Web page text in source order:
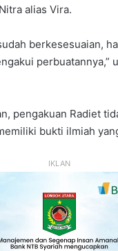
alias Vira.
berkesesuaian,
perbuatannya,”
pengakuan Radiet
bukti ilmiah
IKLAN